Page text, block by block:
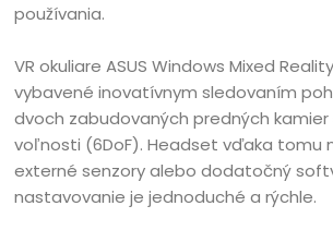
používania.
VR okuliare ASUS Windows Mixed
vybavené inovatívnym sledovaním
dvoch zabudovaných predných
voľnosti (6DoF). Headset vďaka tomu
externé senzory alebo dodatočný
nastavovanie je jednoduché a rýchle.